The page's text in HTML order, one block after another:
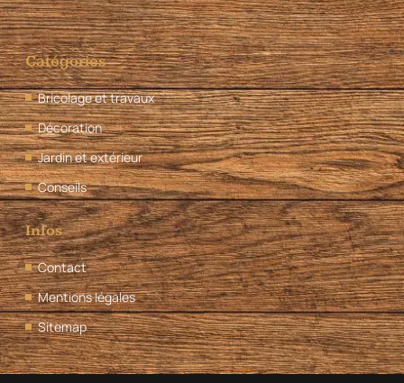
Catégories
Bricolage et travaux
Décoration
Jardin et extérieur
Conseils
Infos
Contact
Mentions légales
Sitemap